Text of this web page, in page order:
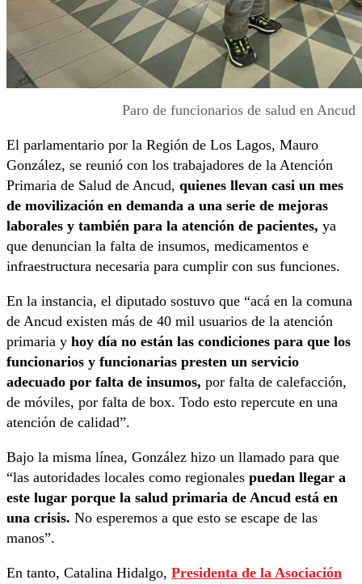
Paro de funcionarios de salud en Ancud
El parlamentario por la Región de Los Lagos, Mauro
González, se reunió con los trabajadores de la Atención
Primaria de Salud de Ancud, quienes llevan casi un mes
de movilización en demanda a una serie de mejoras
laborales y también para la atención de pacientes, ya
que denuncian la falta de insumos, medicamentos e
infraestructura necesaria para cumplir con sus funciones.
En la instancia, el diputado sostuvo que “acá en la comuna
de Ancud existen más de 40 mil usuarios de la atención
primaria y hoy día no están las condiciones para que los
funcionarios y funcionarias presten un servicio
adecuado por falta de insumos, por falta de calefacción,
de móviles, por falta de box. Todo esto repercute en una
atención de calidad”.
Bajo la misma línea, González hizo un llamado para que
“las autoridades locales como regionales puedan llegar a
este lugar porque la salud primaria de Ancud está en
una crisis. No esperemos a que esto se escape de las
manos”.
En tanto, Catalina Hidalgo, Presidenta de la Asociación